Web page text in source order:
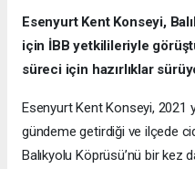
Esenyurt Kent Konseyi,
için İBB yetkilileriyle
süreci için hazırlıklar
Esenyurt Kent Konseyi, 2021
gündeme getirdiği ve ilçede
Balıkyolu Köprüsü’nü bir kez